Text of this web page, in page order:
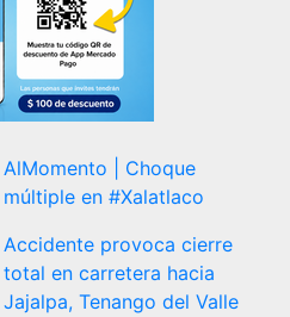
AlMomento | Choque
múltiple en #Xalatlaco
Accidente provoca cierre
total en carretera hacia
Jajalpa, Tenango del Valle